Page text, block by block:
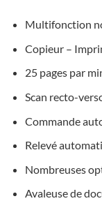
Multifonction
Copieur –
25 pages par
Scan recto-
Commande
Relevé
Nombreuses
Avaleuse de